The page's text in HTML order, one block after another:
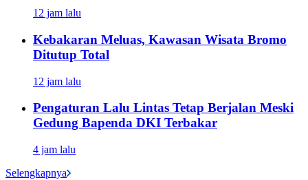
12 jam lalu
Kebakaran Meluas, Kawasan Wisata Bromo
Ditutup Total
12 jam lalu
Pengaturan Lalu Lintas Tetap Berjalan Meski
Gedung Bapenda DKI Terbakar
4 jam lalu
Selengkapnya